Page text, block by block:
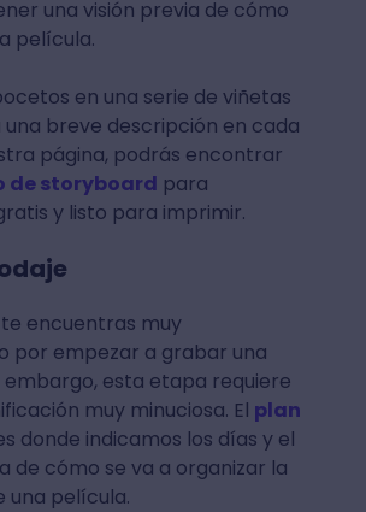
una visión previa de cómo
película.
en una serie de viñetas
una breve descripción en cada
página, podrás encontrar
de storyboard para
y listo para imprimir.
encuentras muy
por empezar a grabar una
embargo, esta etapa requiere
muy minuciosa. El plan
donde indicamos los días y el
de cómo se va a organizar la
una película.